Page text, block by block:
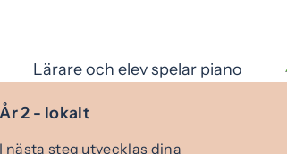
År 2 - lokalt
I nästa steg utvecklas dina